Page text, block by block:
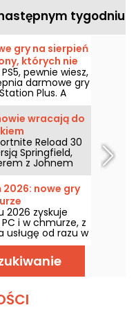
tygodniu
gry na sierpień
których nie
pewnie wiesz,
darmowe gry
Plus. A
czekają w
listę wybranych
wracają do
Reload 30
Springfield,
z Johnem
kilka
styl dla
rozgrywki.
2026: nowe gry
2026 zyskuje
i w chmurze, z
od razu w
nowości,
dla abonentów.